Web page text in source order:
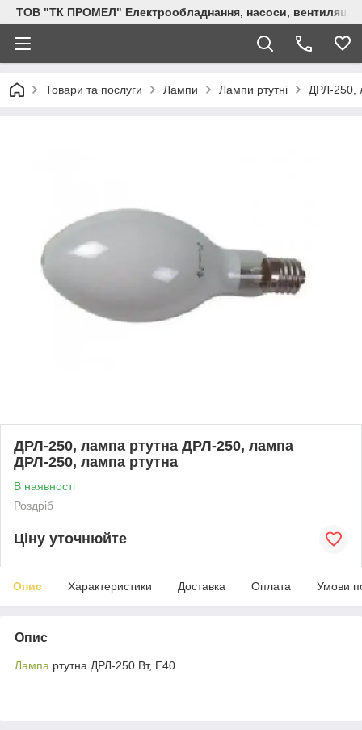
ТОВ "ТК ПРОМЕЛ" Електрообладнання, насоси, вентиляція,
Товари та послуги Лампи Лампи ртутні ДРЛ-250,
ДРЛ-250, лампа ртутна ДРЛ-250, лампа
ДРЛ-250, лампа ртутна
В наявності
Роздріб
Ціну уточнюйте
Опис Характеристики Доставка Оплата Умови
Опис
Лампа ртутна ДРЛ-250 Вт, Е40